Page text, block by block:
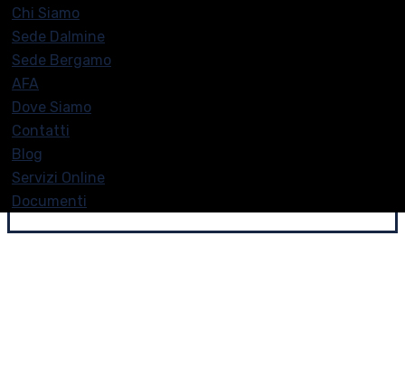
Chi Siamo
Sede Dalmine
Sede Bergamo
AFA
Dove Siamo
Contatti
Blog
Servizi Online
Documenti